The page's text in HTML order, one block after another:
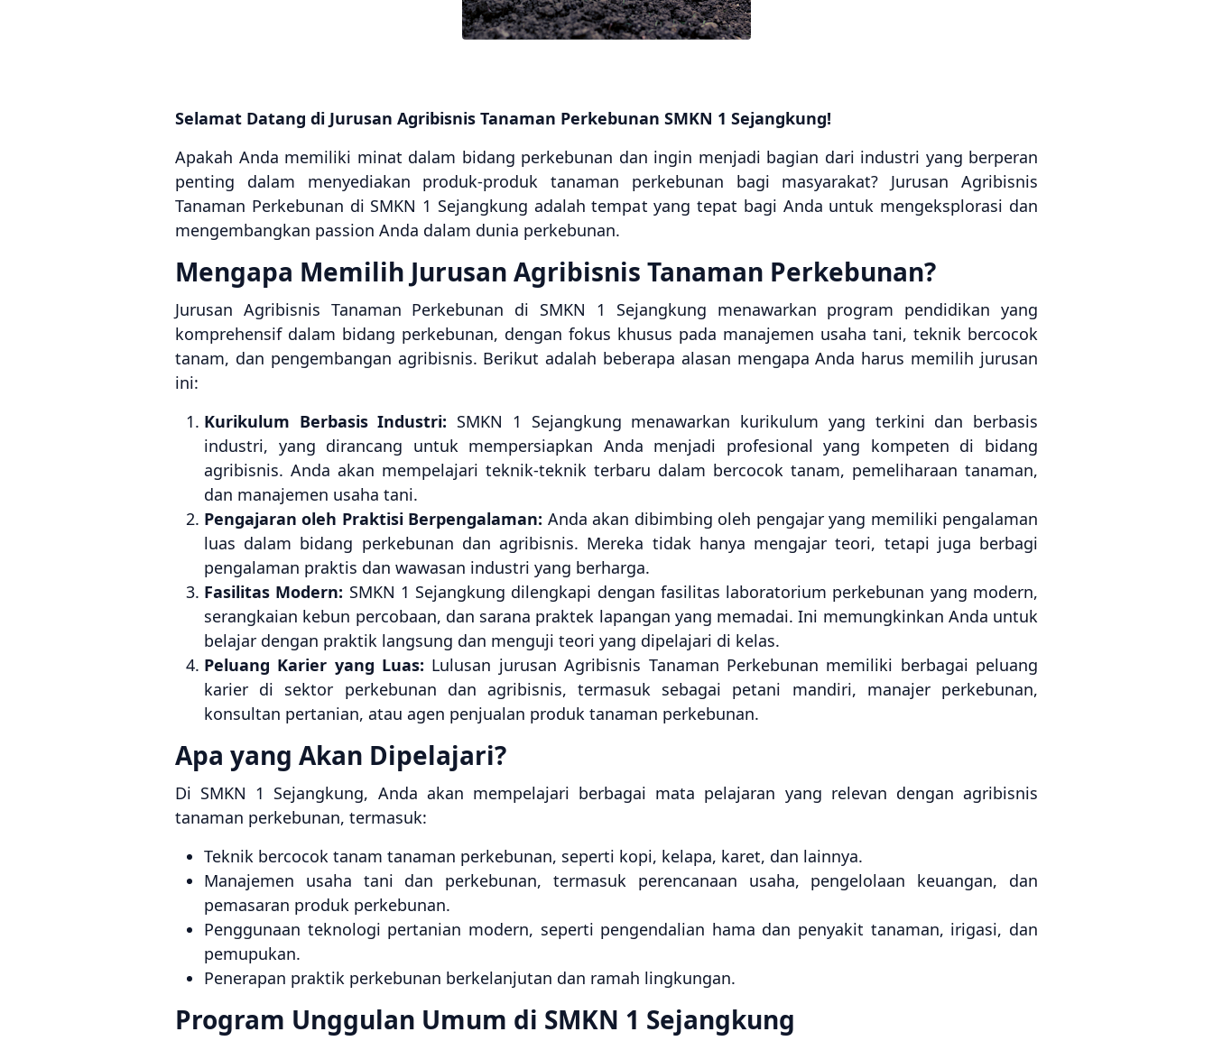
Selamat Datang di Jurusan Agribisnis Tanaman Perkebunan SMKN 1 Sejangkung!
Apakah Anda memiliki minat dalam bidang perkebunan dan ingin menjadi bagian dari industri yang berperan
penting dalam menyediakan produk-produk tanaman perkebunan bagi masyarakat? Jurusan Agribisnis
Tanaman Perkebunan di SMKN 1 Sejangkung adalah tempat yang tepat bagi Anda untuk mengeksplorasi dan
mengembangkan passion Anda dalam dunia perkebunan.
Mengapa Memilih Jurusan Agribisnis Tanaman Perkebunan?
Jurusan Agribisnis Tanaman Perkebunan di SMKN 1 Sejangkung menawarkan program pendidikan yang
komprehensif dalam bidang perkebunan, dengan fokus khusus pada manajemen usaha tani, teknik bercocok
tanam, dan pengembangan agribisnis. Berikut adalah beberapa alasan mengapa Anda harus memilih jurusan
ini:
Kurikulum Berbasis Industri: SMKN 1 Sejangkung menawarkan kurikulum yang terkini dan berbasis
industri, yang dirancang untuk mempersiapkan Anda menjadi profesional yang kompeten di bidang
agribisnis. Anda akan mempelajari teknik-teknik terbaru dalam bercocok tanam, pemeliharaan tanaman,
dan manajemen usaha tani.
Pengajaran oleh Praktisi Berpengalaman: Anda akan dibimbing oleh pengajar yang memiliki pengalaman
luas dalam bidang perkebunan dan agribisnis. Mereka tidak hanya mengajar teori, tetapi juga berbagi
pengalaman praktis dan wawasan industri yang berharga.
Fasilitas Modern: SMKN 1 Sejangkung dilengkapi dengan fasilitas laboratorium perkebunan yang modern,
serangkaian kebun percobaan, dan sarana praktek lapangan yang memadai. Ini memungkinkan Anda untuk
belajar dengan praktik langsung dan menguji teori yang dipelajari di kelas.
Peluang Karier yang Luas: Lulusan jurusan Agribisnis Tanaman Perkebunan memiliki berbagai peluang
karier di sektor perkebunan dan agribisnis, termasuk sebagai petani mandiri, manajer perkebunan,
konsultan pertanian, atau agen penjualan produk tanaman perkebunan.
Apa yang Akan Dipelajari?
Di SMKN 1 Sejangkung, Anda akan mempelajari berbagai mata pelajaran yang relevan dengan agribisnis
tanaman perkebunan, termasuk:
Teknik bercocok tanam tanaman perkebunan, seperti kopi, kelapa, karet, dan lainnya.
Manajemen usaha tani dan perkebunan, termasuk perencanaan usaha, pengelolaan keuangan, dan
pemasaran produk perkebunan.
Penggunaan teknologi pertanian modern, seperti pengendalian hama dan penyakit tanaman, irigasi, dan
pemupukan.
Penerapan praktik perkebunan berkelanjutan dan ramah lingkungan.
Program Unggulan Umum di SMKN 1 Sejangkung